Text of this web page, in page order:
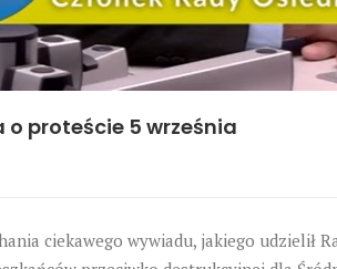
o proteście 5 września
ciekawego wywiadu, jakiego udzielił